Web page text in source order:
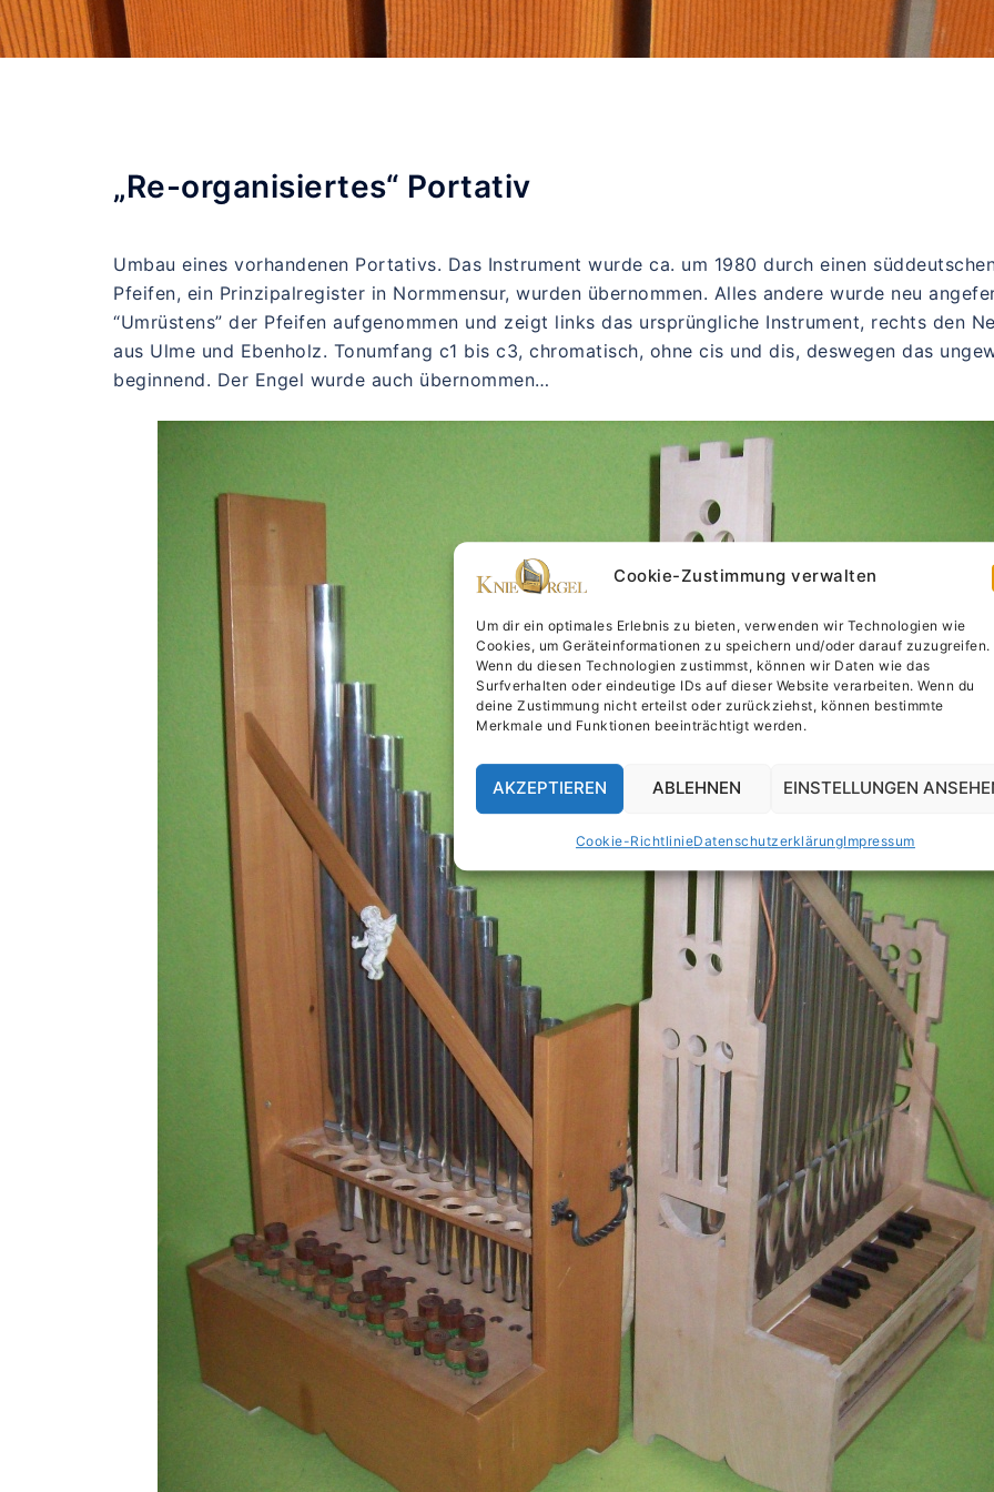
Cookie-Zustimmung verwalten
Um dir ein optimales Erlebnis zu bieten, verwenden wir Technologien wie
Cookies, um Geräteinformationen zu speichern und/oder darauf zuzugreifen.
Wenn du diesen Technologien zustimmst, können wir Daten wie das
Surfverhalten oder eindeutige IDs auf dieser Website verarbeiten. Wenn du
deine Zustimmung nicht erteilst oder zurückziehst, können bestimmte
Merkmale und Funktionen beeinträchtigt werden.
AKZEPTIEREN ABLEHNEN EINSTELLUNGEN
Cookie-RichtlinieDatenschutzerklärungImpressum
„Re-organisiertes“ Portativ
Umbau eines vorhandenen Portativs. Das Instrument wurde ca. um 1980 durch einen
Pfeifen, ein Prinzipalregister in Normmensur, wurden übernommen. Alles andere wurde neu
“Umrüstens” der Pfeifen aufgenommen und zeigt links das ursprüngliche Instrument, rechts den
aus Ulme und Ebenholz. Tonumfang c1 bis c3, chromatisch, ohne cis und dis, deswegen das
beginnend. Der Engel wurde auch übernommen…